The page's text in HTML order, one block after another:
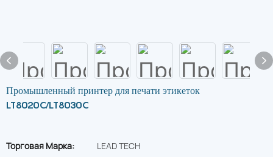
Промышленный принтер для печати этикеток
LT8020C/LT8030C
Торговая Марка:
LEAD TECH